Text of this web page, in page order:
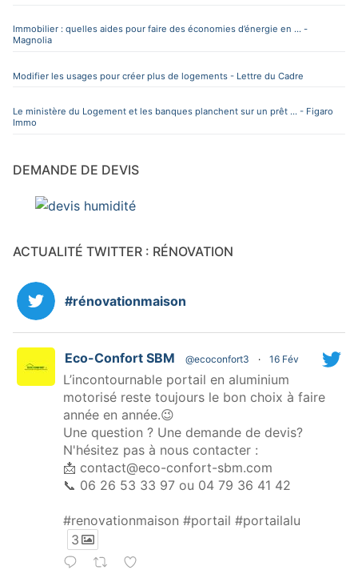
Immobilier : quelles aides pour faire des économies d’énergie en ... -
Magnolia
Modifier les usages pour créer plus de logements - Lettre du Cadre
Le ministère du Logement et les banques planchent sur un prêt ... - Figaro
Immo
DEMANDE DE DEVIS
ACTUALITÉ TWITTER : RÉNOVATION
#rénovationmaison
Eco-Confort SBM @ecoconfort3 · 16 Fév
L’incontournable portail en aluminium
motorisé reste toujours le bon choix à faire
année en année.😉
Une question ? Une demande de devis?
N'hésitez pas à nous contacter :
📩 contact@eco-confort-sbm.com
📞 06 26 53 33 97 ou 04 79 36 41 42
#renovationmaison #portail #portailalu
3